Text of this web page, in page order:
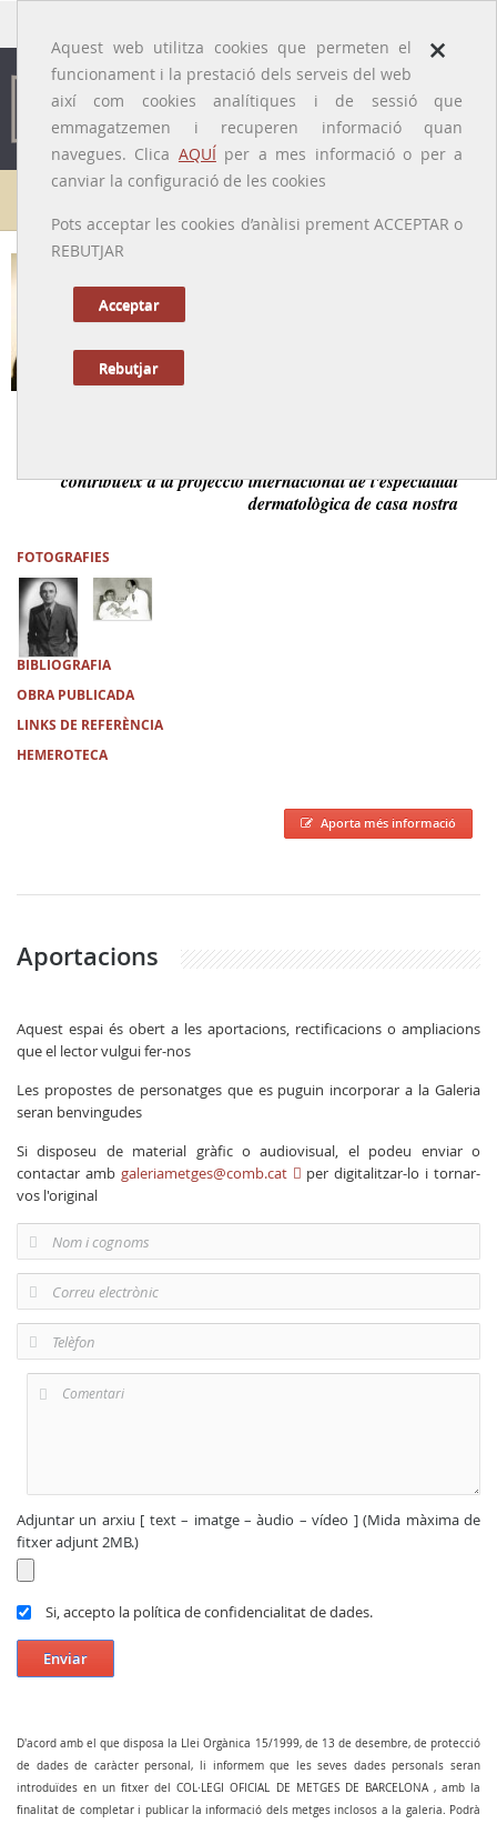
×
Aquest web utilitza cookies que permeten el
funcionament i la prestació dels serveis del web
així com cookies analítiques i de sessió que
emmagatzemen i recuperen informació quan
navegues. Clica AQUÍper a mes informació o per a
canviar la configuració de les cookies
Pots acceptar les cookies d’anàlisi prement ACCEPTAR o
REBUTJAR
Acceptar
Rebutjar
Galeria de metges
contribueix a la projecció internacional de l'especialitat
dermatològica de casa nostra
FOTOGRAFIES
BIBLIOGRAFIA
OBRA PUBLICADA
LINKS DE REFERÈNCIA
HEMEROTECA
Aporta més informació
Aportacions
Aquest espai és obert a les aportacions, rectificacions o ampliacions
que el lector vulgui fer-nos
Les propostes de personatges que es puguin incorporar a la Galeria
seran benvingudes
Si disposeu de material gràfic o audiovisual, el podeu enviar o
contactar amb galeriametges@comb.cat
per digitalitzar-lo i tornar-
vos l'original
Adjuntar un arxiu [ text – imatge – àudio – vídeo ] (Mida màxima de
fitxer adjunt 2MB.)
Si, accepto la política de confidencialitat de dades.
Enviar
D'acord amb el que disposa la Llei Orgànica 15/1999, de 13 de desembre, de protecció
de dades de caràcter personal, li informem que les seves dades personals seran
introduïdes en un fitxer del COL·LEGI OFICIAL DE METGES DE BARCELONA , amb la
finalitat de completar i publicar la informació dels metges inclosos a la galeria. Podrà